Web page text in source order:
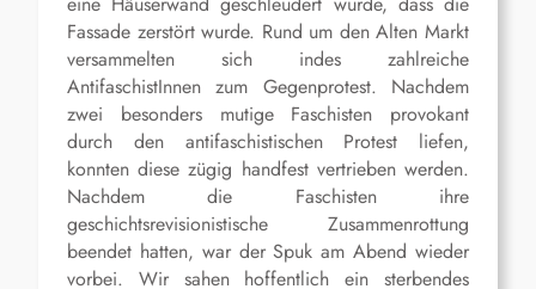
Fassade zerstört wurde. Rund um den Alten Markt
versammelten sich indes zahlreiche
AntifaschistInnen zum Gegenprotest. Nachdem
zwei besonders mutige Faschisten provokant
durch den antifaschistischen Protest liefen,
konnten diese zügig handfest vertrieben werden.
Nachdem die Faschisten ihre
geschichtsrevisionistische Zusammenrottung
beendet hatten, war der Spuk am Abend wieder
vorbei. Wir sahen hoffentlich ein sterbendes